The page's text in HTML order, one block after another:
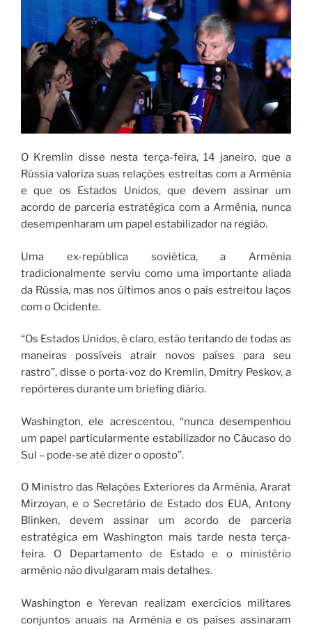
O Kremlin disse nesta terça-feira, 14 janeiro, que a
Rússia valoriza suas relações estreitas com a Armênia
e que os Estados Unidos, que devem assinar um
acordo de parceria estratégica com a Armênia, nunca
desempenharam um papel estabilizador na região.
Uma ex-república soviética, a Armênia
tradicionalmente serviu como uma importante aliada
da Rússia, mas nos últimos anos o país estreitou laços
com o Ocidente.
“Os Estados Unidos, é claro, estão tentando de todas as
maneiras possíveis atrair novos países para seu
rastro”, disse o porta-voz do Kremlin, Dmitry Peskov, a
repórteres durante um briefing diário.
Washington, ele acrescentou, “nunca desempenhou
um papel particularmente estabilizador no Cáucaso do
Sul – pode-se até dizer o oposto”.
O Ministro das Relações Exteriores da Armênia, Ararat
Mirzoyan, e o Secretário de Estado dos EUA, Antony
Blinken, devem assinar um acordo de parceria
estratégica em Washington mais tarde nesta terça-
feira. O Departamento de Estado e o ministério
armênio não divulgaram mais detalhes.
Washington e Yerevan realizam exercícios militares
conjuntos anuais na Armênia e os países assinaram